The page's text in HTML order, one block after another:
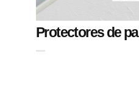
Protectores de